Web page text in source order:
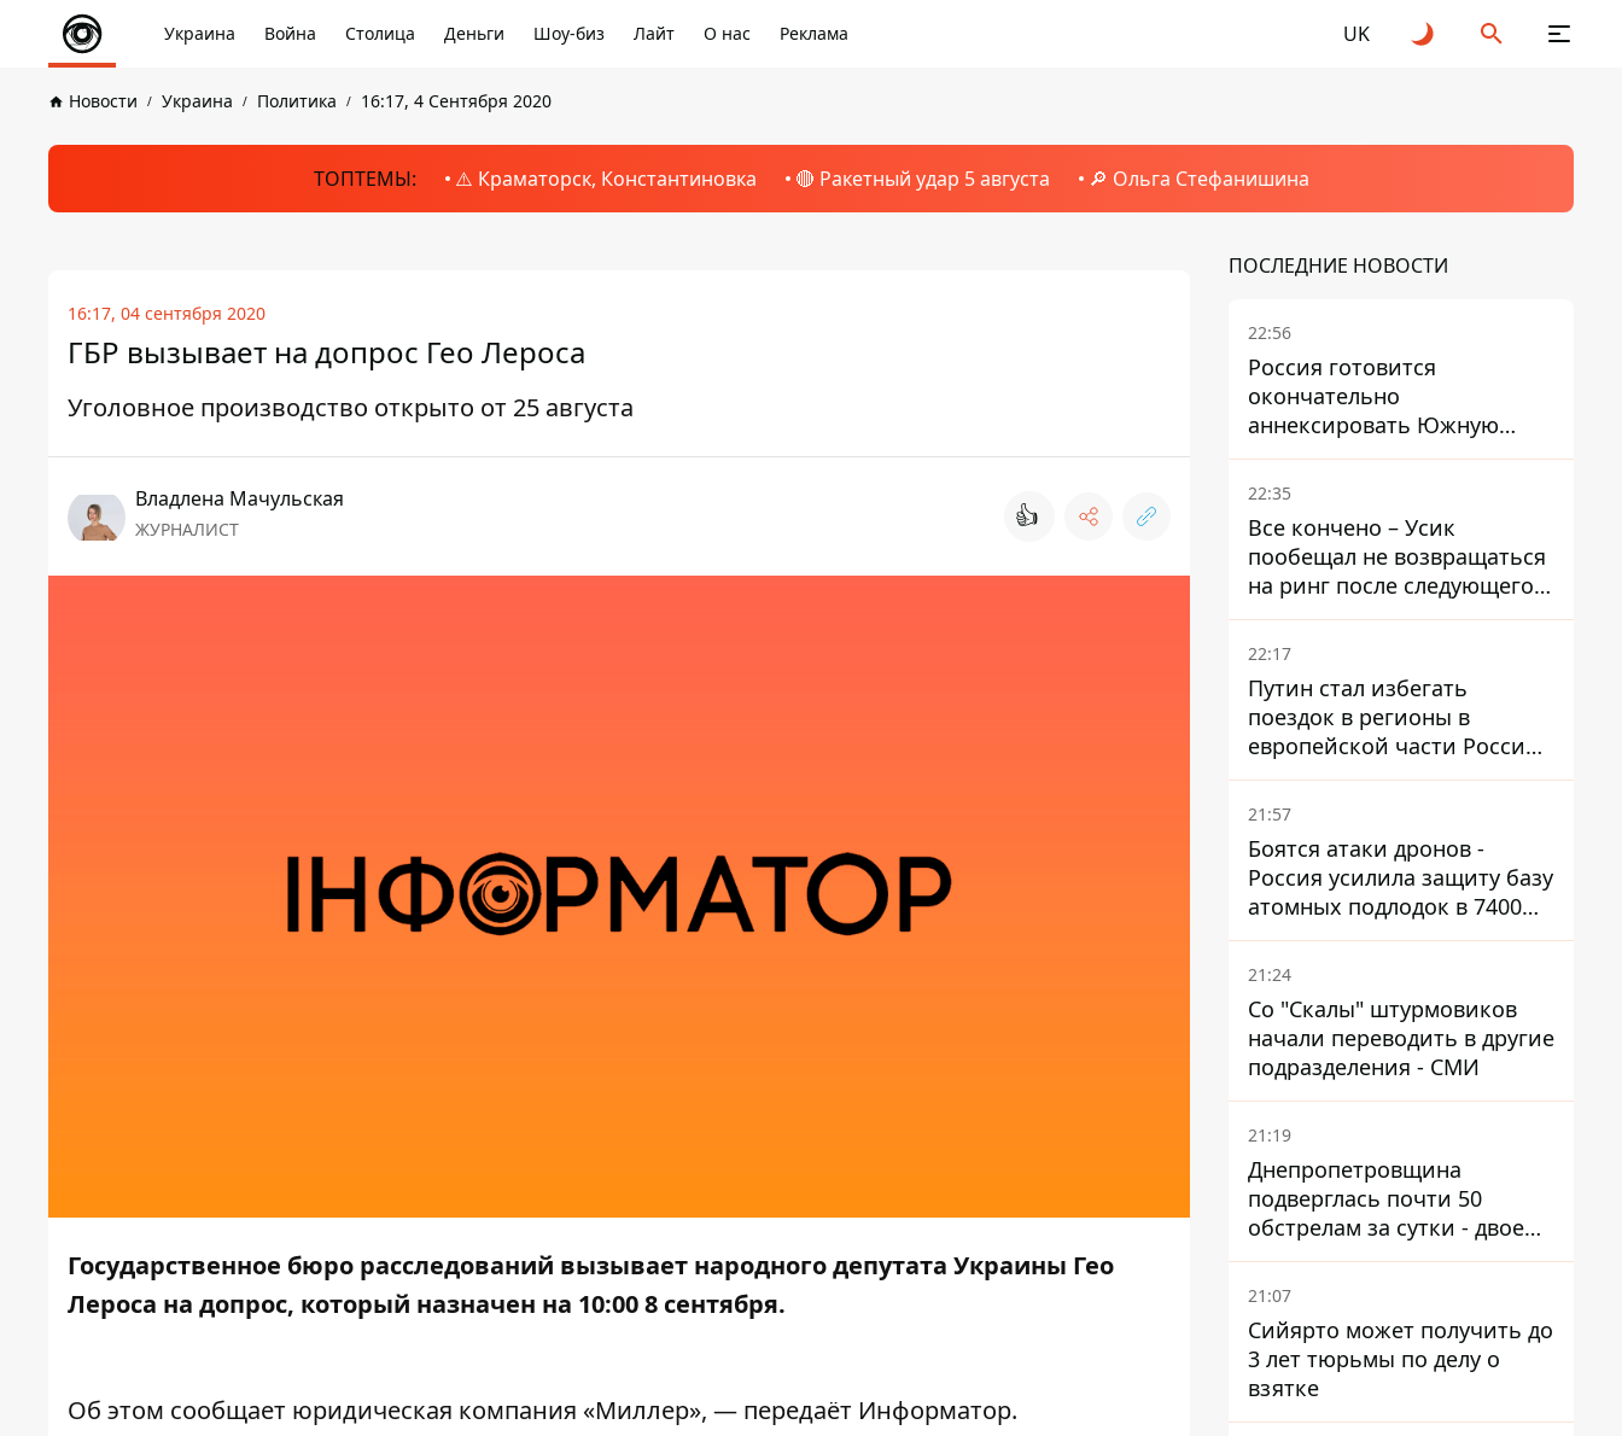
Украина Война Столица Деньги Шоу-биз Лайт О нас Реклама UK
Новости Украина Политика 16:17, 4 Сентября 2020
ТОПТЕМЫ: ⚠️ Краматорск, Константиновка 🔴 Ракетный удар 5 августа 🔎 Ольга Стефанишина
16:17, 04 сентября 2020
ГБР вызывает на допрос Гео Лероса
Уголовное производство открыто от 25 августа
Владлена Мачульская
ЖУРНАЛИСТ 👍
Государственное бюро расследований вызывает народного депутата Украины Гео
Лероса на допрос, который назначен на 10:00 8 сентября.
Об этом сообщает юридическая компания «Миллер», — передаёт Информатор.
ПОСЛЕДНИЕ НОВОСТИ
22:56
Россия готовится
окончательно
аннексировать Южную
Осетию – страны НАТО
обеспокоены
22:35
Все кончено – Усик
пообещал не возвращаться
на ринг после следующего
боя
22:17
Путин стал избегать
поездок в регионы в
европейской части России,
куда регулярно долетают
дроны
21:57
Боятся атаки дронов -
Россия усилила защиту базу
атомных подлодок в 7400
км от Украины
21:24
Со "Скалы" штурмовиков
начали переводить в другие
подразделения - СМИ
21:19
Днепропетровщина
подверглась почти 50
обстрелам за сутки - двое
погибших, шесть
пострадавших
21:07
Сийярто может получить до
3 лет тюрьмы по делу о
взятке